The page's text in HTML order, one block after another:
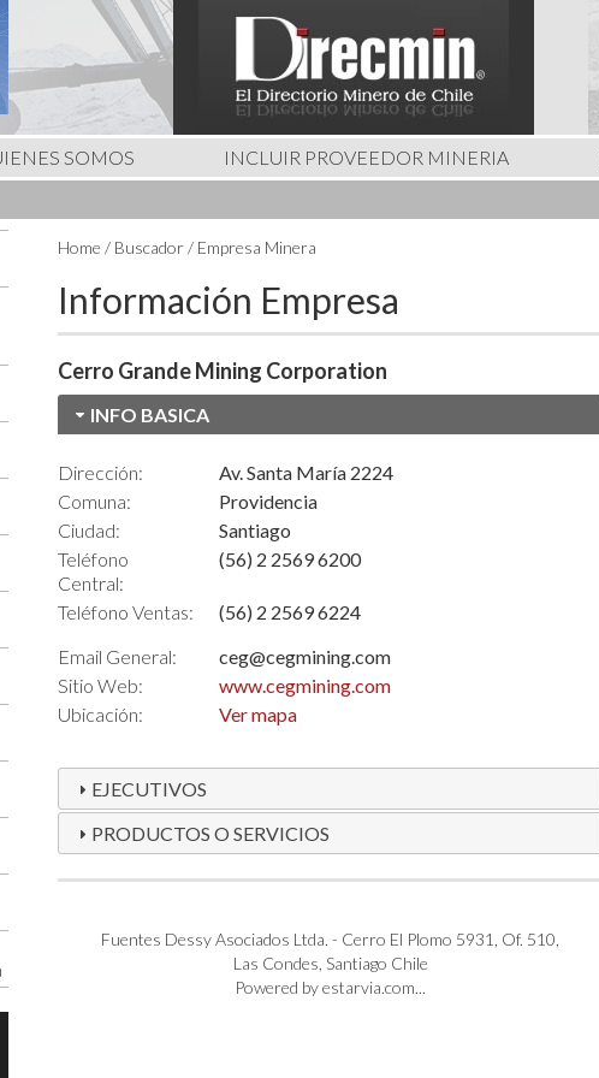
SOMOS INCLUIR PROVEEDOR MINERIA
Home / Buscador / Empresa Minera
Información Empresa
Cerro Grande Mining Corporation
INFO BASICA
Dirección:
Av. Santa María 2224
Comuna:
Providencia
Ciudad:
Santiago
Teléfono
Central:
(56) 2 2569 6200
Teléfono Ventas:
(56) 2 2569 6224
Email General:
ceg@cegmining.com
Sitio Web:
www.cegmining.com
Ubicación:
Ver mapa
EJECUTIVOS
PRODUCTOS O SERVICIOS
Fuentes Dessy Asociados Ltda. - Cerro El Plomo 5931, Of. 510,
Las Condes, Santiago Chile
Powered by estarvia.com...